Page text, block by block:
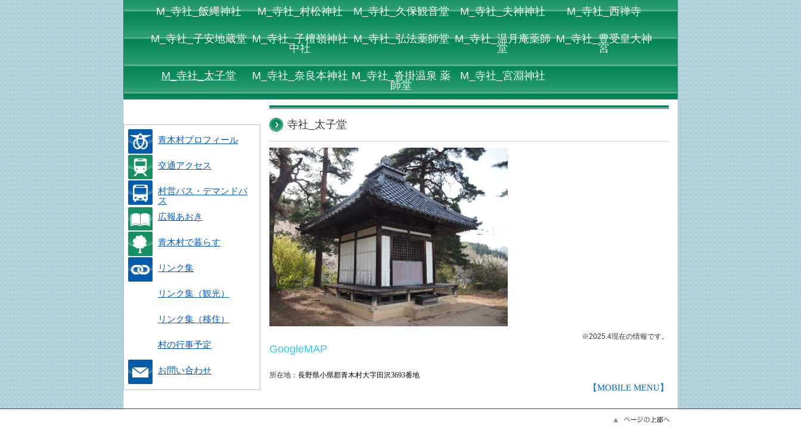
M_寺社_飯縄神社 M_寺社_村松神社 M_寺社_久保観音堂 M_寺社_夫神神社 M_寺社_西禅寺
M_寺社_子安地蔵堂 M_寺社_子檀嶺神社
中社
M_寺社_弘法薬師堂 M_寺社_温月庵薬師
堂
M_寺社_豊受皇大神
宮
M_寺社_太子堂 M_寺社_奈良本神社 M_寺社_沓掛温泉 薬
師堂
M_寺社_宮淵神社
青木村プロフィール
交通アクセス
村営バス・デマンドバ
ス
広報あおき
青木村で暮らす
リンク集
リンク集（観光）
リンク集（移住）
村の行事予定
お問い合わせ
寺社_太子堂
※2025.4現在の情報です。
GoogleMAP
所在地： 長野県小県郡青木村大字田沢3693番地
【MOBILE MENU】